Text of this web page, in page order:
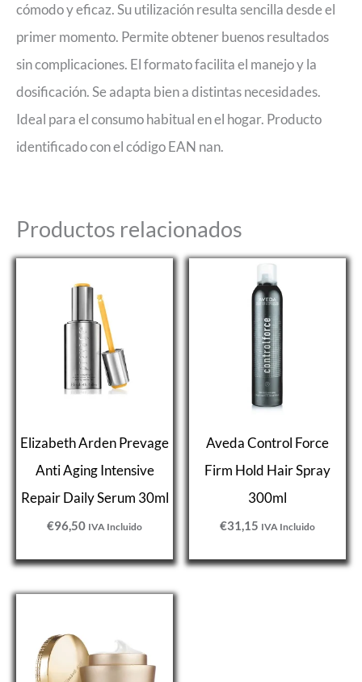
cómodo y eficaz. Su utilización resulta sencilla desde el
primer momento. Permite obtener buenos resultados
sin complicaciones. El formato facilita el manejo y la
dosificación. Se adapta bien a distintas necesidades.
Ideal para el consumo habitual en el hogar. Producto
identificado con el código EAN nan.
Productos relacionados
Elizabeth Arden Prevage
Anti Aging Intensive
Repair Daily Serum 30ml
€96,50 IVA Incluido
Aveda Control Force
Firm Hold Hair Spray
300ml
€31,15 IVA Incluido